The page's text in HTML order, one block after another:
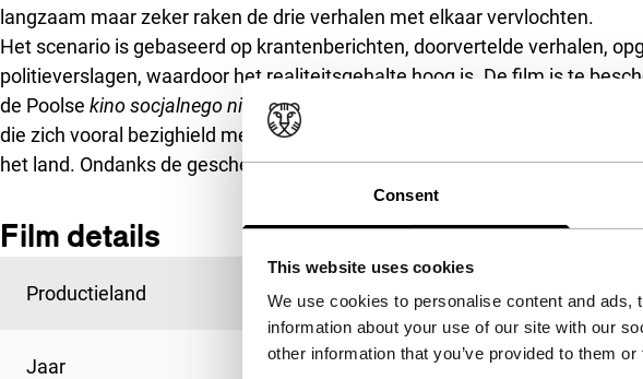
Consent
This website uses cookies
We use cookies to personalise content and
information about your use of our site with our
other information that you’ve provided to them
langzaam maar zeker raken de drie verhalen met elkaar vervlochten.
Het scenario is gebaseerd op krantenberichten, doorvertelde verhalen,
politieverslagen, waardoor het realiteitsgehalte hoog is. De film is te
de Poolse kino socjalnego niepokoju
die zich vooral bezighield met de gevolgen van de maatschappelijke en
het land. Ondanks de geschetste problemen blijft de film optimistisch,
Film details
Productieland Polen
Jaar 2006